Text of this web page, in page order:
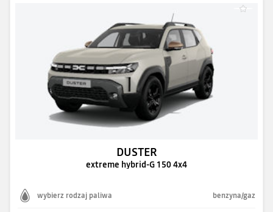
DUSTER
extreme hybrid-G 150 4x4
wybierz rodzaj paliwa benzyna/gaz